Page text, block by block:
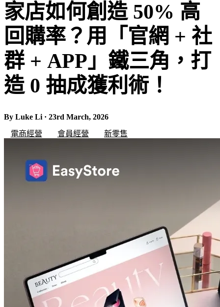
家店如何創造 50% 高
回購率？用「官網 + 社
群 + APP」鐵三角，打
造 0 抽成獲利術！
By Luke Li · 23rd March, 2026
電商經營
會員經營 新零售